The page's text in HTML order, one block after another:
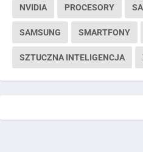
NVIDIA PROCESORY
SAMSUNG SMARTFONY
SZTUCZNA INTELIGENCJA